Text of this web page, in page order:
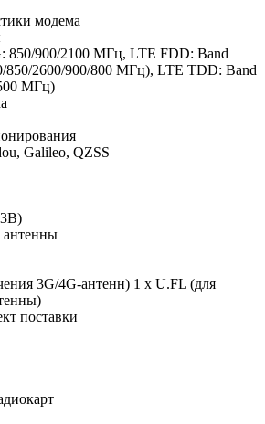
модема
850/900/2100 МГц, LTE FDD: Band
850/2600/900/800 МГц), LTE TDD: Band
МГц)
Galileo, QZSS
антенны
3G/4G-антенн) 1 x U.FL (для
поставки